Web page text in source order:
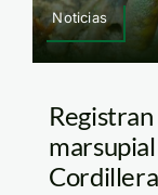
Noticias